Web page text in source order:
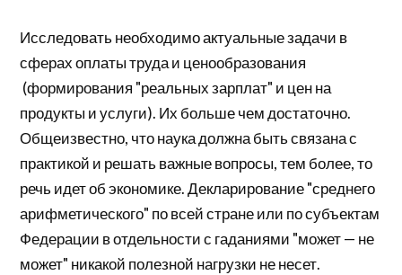
Исследовать необходимо актуальные задачи в
сферах оплаты труда и ценообразования
(формирования "реальных зарплат" и цен на
продукты и услуги). Их больше чем достаточно.
Общеизвестно, что наука должна быть связана с
практикой и решать важные вопросы, тем более, то
речь идет об экономике. Декларирование "среднего
арифметического" по всей стране или по субъектам
Федерации в отдельности с гаданиями "может — не
может" никакой полезной нагрузки не несет.